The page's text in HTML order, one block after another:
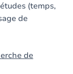
(temps,
de
de